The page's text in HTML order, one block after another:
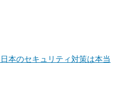
本のセキュリティ対策は本当